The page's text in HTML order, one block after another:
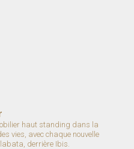
haut standing dans la
vies, avec chaque nouvelle
derrière Ibis.